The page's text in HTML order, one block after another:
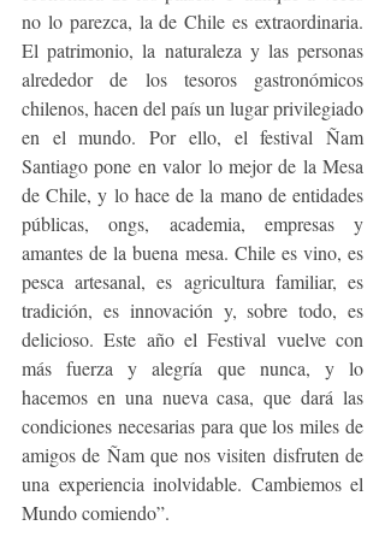
no lo parezca, la de Chile es extraordinaria.
El patrimonio, la naturaleza y las personas
alrededor de los tesoros gastronómicos
chilenos, hacen del país un lugar privilegiado
en el mundo. Por ello, el festival Ñam
Santiago pone en valor lo mejor de la Mesa
de Chile, y lo hace de la mano de entidades
públicas, ongs, academia, empresas y
amantes de la buena mesa. Chile es vino, es
pesca artesanal, es agricultura familiar, es
tradición, es innovación y, sobre todo, es
delicioso. Este año el Festival vuelve con
más fuerza y alegría que nunca, y lo
hacemos en una nueva casa, que dará las
condiciones necesarias para que los miles de
amigos de Ñam que nos visiten disfruten de
una experiencia inolvidable. Cambiemos el
Mundo comiendo”.